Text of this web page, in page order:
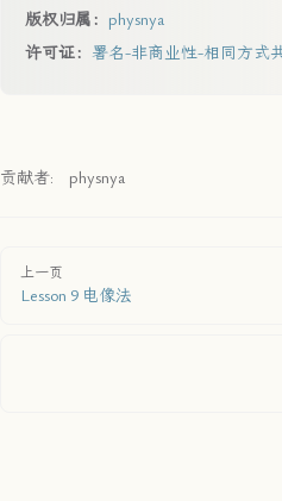
版权归属： physnya
许可证： 署名-非商业性-相同方式
贡献者: physnya
上一页
Lesson 9 电像法